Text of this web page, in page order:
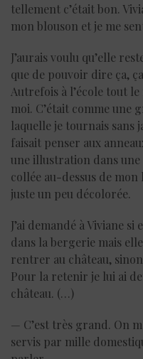
tellement c’était bon.
mon blouson et je me
J’aurais voulu qu’elle
que de pouvoir dire ça,
Autrefois à l’école tout
moi. C’était comme une
laquelle je tournais sans
faisait penser aux
une illustration dans une
collée au-dessus de
juste un peu décolorée.
J’ai demandé à Viviane
dans la bergerie mais
rentrer au château,
Pour la retenir je lui ai
château. (…)
— C’est très grand. On
servis par mille